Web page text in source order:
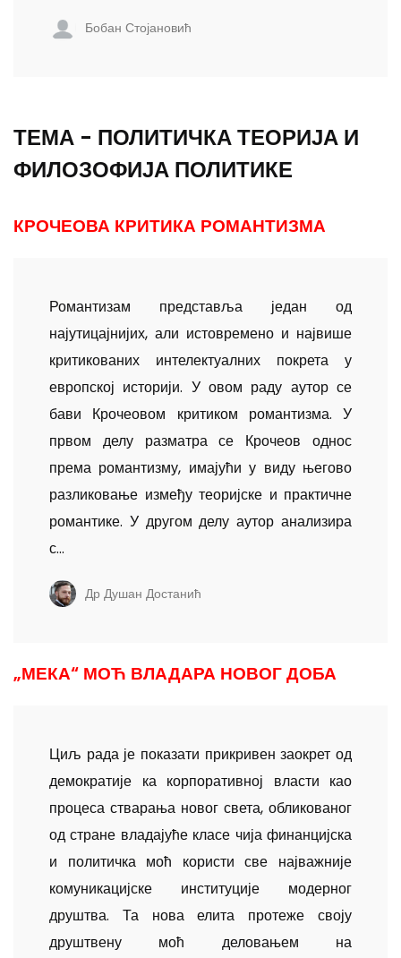
Бобан Стојановић
ТЕМА - ПОЛИТИЧКА ТЕОРИЈА И
ФИЛОЗОФИЈА ПОЛИТИКЕ
КРОЧЕОВА КРИТИКА РОМАНТИЗМА
Романтизам представља један од
најутицајнијих, али истовремено и највише
критикованих интелектуалних покрета у
европској историји. У овом раду аутор се
бави Крочеовом критиком романтизма. У
првом делу разматра се Крочеов однос
према романтизму, имајући у виду његово
разликовање између теоријске и практичне
романтике. У другом делу аутор анализира
с...
Др Душан Достанић
„МЕКА“ МОЋ ВЛАДАРА НОВОГ ДОБА
Циљ рада је показати прикривен заокрет од
демократије ка корпоративној власти као
процеса стварања новог света, обликованог
од стране владајуће класе чија финанцијска
и политичка моћ користи све најважније
комуникацијске институције модерног
друштва. Та нова елита протеже своју
друштвену моћ деловањем на